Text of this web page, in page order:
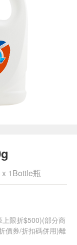
1Bottle瓶
限折$500)(部分商
價券/折扣碼併用)離